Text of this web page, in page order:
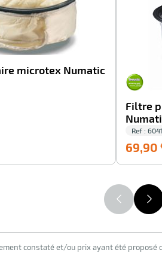
microtex Numatic
HT
Filtre
Ref :
69,90
constaté et/ou prix ayant été proposé